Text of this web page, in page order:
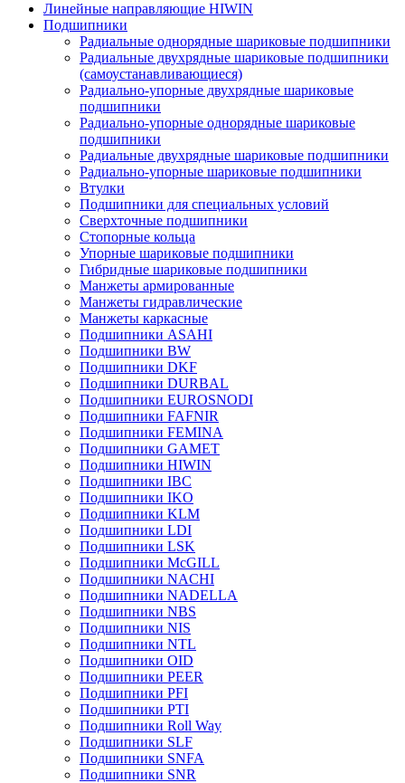
Линейные направляющие HIWIN
Подшипники
Радиальные однорядные шариковые подшипники
Радиальные двухрядные шариковые подшипники
(самоустанавливающиеся)
Радиально-упорные двухрядные шариковые
подшипники
Радиально-упорные однорядные шариковые
подшипники
Радиальные двухрядные шариковые подшипники
Радиально-упорные шариковые подшипники
Втулки
Подшипники для специальных условий
Сверхточные подшипники
Стопорные кольца
Упорные шариковые подшипники
Гибридные шариковые подшипники
Манжеты армированные
Манжеты гидравлические
Манжеты каркасные
Подшипники ASAHI
Подшипники BW
Подшипники DKF
Подшипники DURBAL
Подшипники EUROSNODI
Подшипники FAFNIR
Подшипники FEMINA
Подшипники GAMET
Подшипники HIWIN
Подшипники IBC
Подшипники IKO
Подшипники KLM
Подшипники LDI
Подшипники LSK
Подшипники McGILL
Подшипники NACHI
Подшипники NADELLA
Подшипники NBS
Подшипники NIS
Подшипники NTL
Подшипники OID
Подшипники PEER
Подшипники PFI
Подшипники PTI
Подшипники Roll Way
Подшипники SLF
Подшипники SNFA
Подшипники SNR